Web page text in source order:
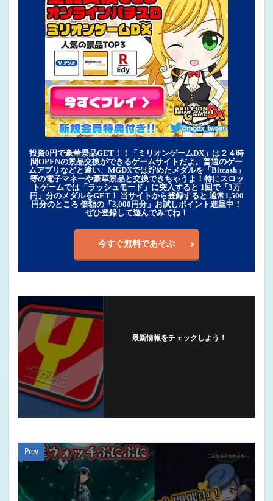
投資0円で豪華景品GET！！「ミリオンゲームDX」は２４時
間OPENの景品交換ができるゲームサイトだよ。普通のゲー
ムアプリなどと違い、MGDXでは貯めたメダルを「Bitcash」
等の電子マネーや豪華景品と交換できちゃうよ！特にスロッ
トゲームでは「ラッシュモード」に突入すると 1回で「3万
円」分のメダルをGET！ 当サイトから登録すると 通常1,500
円分のところ 倍額の「3,000円分」お試しポイント進呈中！
ぜひ登録して遊んでみてね！
今すぐ無料であそぶ
最新情報をチェックしよう！
Prev